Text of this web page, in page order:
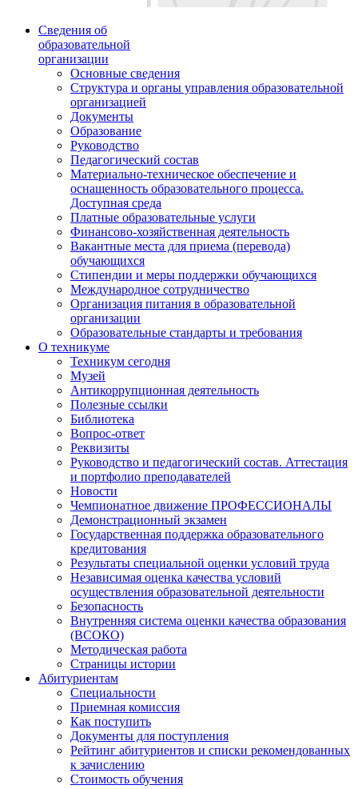
Сведения об
образовательной
организации
Основные сведения
Структура и органы управления образовательной
организацией
Документы
Образование
Руководство
Педагогический состав
Материально-техническое обеспечение и
оснащенность образовательного процесса.
Доступная среда
Платные образовательные услуги
Финансово-хозяйственная деятельность
Вакантные места для приема (перевода)
обучающихся
Стипендии и меры поддержки обучающихся
Международное сотрудничество
Организация питания в образовательной
организации
Образовательные стандарты и требования
О техникуме
Техникум сегодня
Музей
Антикоррупционная деятельность
Полезные ссылки
Библиотека
Вопрос-ответ
Реквизиты
Руководство и педагогический состав. Аттестация
и портфолио преподавателей
Новости
Чемпионатное движение ПРОФЕССИОНАЛЫ
Демонстрационный экзамен
Государственная поддержка образовательного
кредитования
Результаты специальной оценки условий труда
Независимая оценка качества условий
осуществления образовательной деятельности
Безопасность
Внутренняя система оценки качества образования
(ВСОКО)
Методическая работа
Страницы истории
Абитуриентам
Специальности
Приемная комиссия
Как поступить
Документы для поступления
Рейтинг абитуриентов и списки рекомендованных
к зачислению
Стоимость обучения